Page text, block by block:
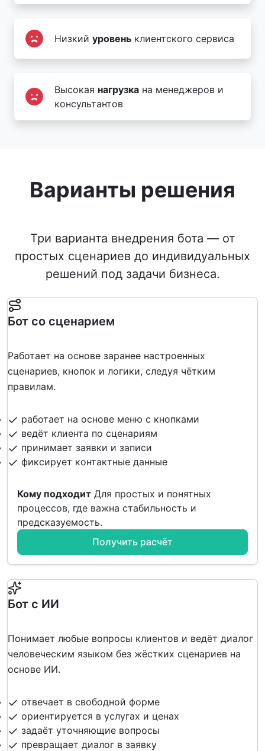
Низкий уровень клиентского сервиса
Высокая нагрузка на менеджеров и
консультантов
Варианты решения
Три варианта внедрения бота — от
простых сценариев до индивидуальных
решений под задачи бизнеса.
Бот со сценарием
Работает на основе заранее настроенных
сценариев, кнопок и логики, следуя чётким
правилам.
работает на основе меню с кнопками
ведёт клиента по сценариям
принимает заявки и записи
фиксирует контактные данные
Кому подходит Для простых и понятных
процессов, где важна стабильность и
предсказуемость.
Получить расчёт
Бот с ИИ
Понимает любые вопросы клиентов и ведёт диалог
человеческим языком без жёстких сценариев на
основе ИИ.
отвечает в свободной форме
ориентируется в услугах и ценах
задаёт уточняющие вопросы
превращает диалог в заявку